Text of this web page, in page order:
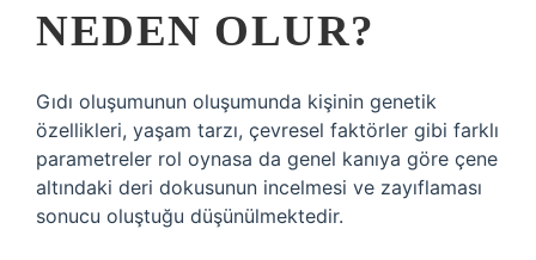
NEDEN OLUR?
Gıdı oluşumunun oluşumunda kişinin genetik
özellikleri, yaşam tarzı, çevresel faktörler gibi farklı
parametreler rol oynasa da genel kanıya göre çene
altındaki deri dokusunun incelmesi ve zayıflaması
sonucu oluştuğu düşünülmektedir.